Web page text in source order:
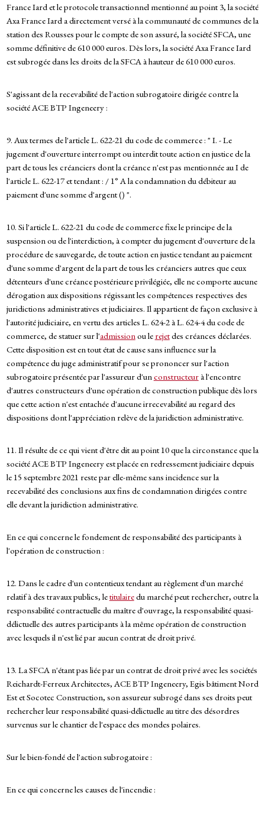
France Iard et le protocole transactionnel mentionné au point 3, la société
Axa France Iard a directement versé à la communauté de communes de la
station des Rousses pour le compte de son assuré, la société SFCA, une
somme définitive de 610 000 euros. Dès lors, la société Axa France Iard
est subrogée dans les droits de la SFCA à hauteur de 610 000 euros.
S'agissant de la recevabilité de l'action subrogatoire dirigée contre la
société ACE BTP Ingeneery :
9. Aux termes de l'article L. 622-21 du code de commerce : " I. - Le
jugement d'ouverture interrompt ou interdit toute action en justice de la
part de tous les créanciers dont la créance n'est pas mentionnée au I de
l'article L. 622-17 et tendant : / 1° A la condamnation du débiteur au
paiement d'une somme d'argent () ".
10. Si l'article L. 622-21 du code de commerce fixe le principe de la
suspension ou de l'interdiction, à compter du jugement d'ouverture de la
procédure de sauvegarde, de toute action en justice tendant au paiement
d'une somme d'argent de la part de tous les créanciers autres que ceux
détenteurs d'une créance postérieure privilégiée, elle ne comporte aucune
dérogation aux dispositions régissant les compétences respectives des
juridictions administratives et judiciaires. Il appartient de façon exclusive à
l'autorité judiciaire, en vertu des articles L. 624-2 à L. 624-4 du code de
commerce, de statuer sur l'admission ou le rejetdes créances déclarées.
Cette disposition est en tout état de cause sans influence sur la
compétence du juge administratif pour se prononcer sur l'action
subrogatoire présentée par l'assureur d'un constructeurà l'encontre
d'autres constructeurs d'une opération de construction publique dès lors
que cette action n'est entachée d'aucune irrecevabilité au regard des
dispositions dont l'appréciation relève de la juridiction administrative.
11. Il résulte de ce qui vient d'être dit au point 10 que la circonstance que la
société ACE BTP Ingeneery est placée en redressement judiciaire depuis
le 15 septembre 2021 reste par elle-même sans incidence sur la
recevabilité des conclusions aux fins de condamnation dirigées contre
elle devant la juridiction administrative.
En ce qui concerne le fondement de responsabilité des participants à
l'opération de construction :
12. Dans le cadre d'un contentieux tendant au règlement d'un marché
relatif à des travaux publics, letitulairedu marché peut rechercher, outre la
responsabilité contractuelle du maître d'ouvrage, la responsabilité quasi-
délictuelle des autres participants à la même opération de construction
avec lesquels il n'est lié par aucun contrat de droit privé.
13. La SFCA n'étant pas liée par un contrat de droit privé avec les sociétés
Reichardt-Ferreux Architectes, ACE BTP Ingeneery, Egis bâtiment Nord
Est et Socotec Construction, son assureur subrogé dans ses droits peut
rechercher leur responsabilité quasi-délictuelle au titre des désordres
survenus sur le chantier de l'espace des mondes polaires.
Sur le bien-fondé de l'action subrogatoire :
En ce qui concerne les causes de l'incendie :